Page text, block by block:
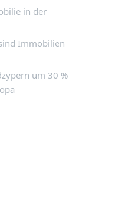
in der
Immobilien
um 30 %